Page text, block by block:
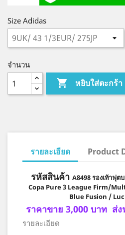
Size Adidas
จำนวน
 หยิบใส่ตะกร้า
รายละเอียด Product
รหัสสินค้า A8498 รองเท้าฟุต
Copa Pure 3 League Firm/
Blue Fusion /
ราคาขาย 3,000 บาท ส่ง
รายละเอียด